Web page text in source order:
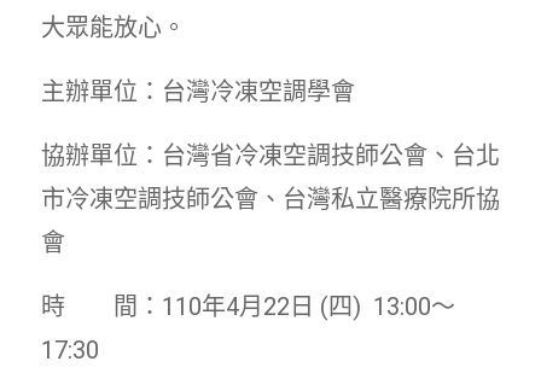
大眾能放心。
主辦單位：台灣冷凍空調學會
協辦單位：台灣省冷凍空調技師公會、台北
市冷凍空調技師公會、台灣私立醫療院所協
會
時 間：110年4月22日 (四) 13:00〜
17:30